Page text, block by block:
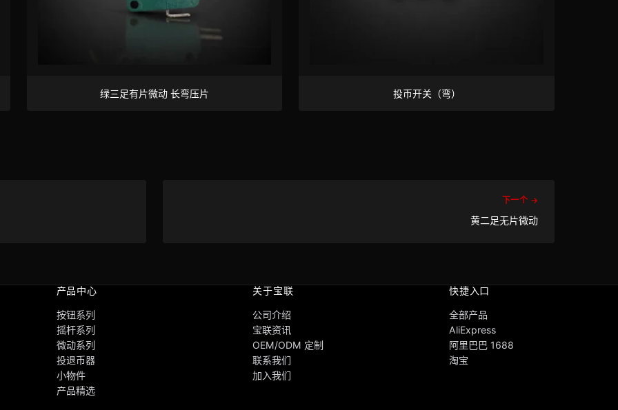
绿三足有片微动 长弯压片 投币开关（弯）
下一个 →
黄二足无片微动
产品中心
按钮系列
摇杆系列
微动系列
投退币器
小物件
产品精选
关于宝联
公司介绍
宝联资讯
OEM/ODM 定制
联系我们
加入我们
快捷入口
全部产品
AliExpress
阿里巴巴 1688
淘宝